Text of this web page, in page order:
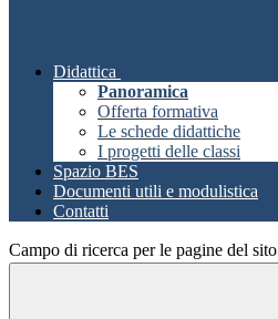
Didattica
Panoramica
Offerta formativa
Le schede didattiche
I progetti delle classi
Spazio BES
Documenti utili e modulistica
Contatti
Campo di ricerca per le pagine del sito